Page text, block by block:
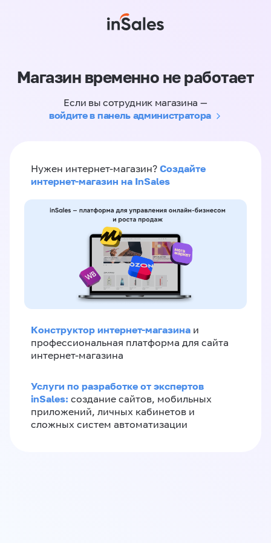
Магазин временно не работает
Если вы сотрудник магазина —
войдите в панель администратора
Нужен интернет-магазин? Создайте
интернет-магазин на InSales
Конструктор интернет-магазина и
профессиональная платформа для сайта
интернет-магазина
Услуги по разработке от экспертов
inSales: создание сайтов, мобильных
приложений, личных кабинетов и
сложных систем автоматизации